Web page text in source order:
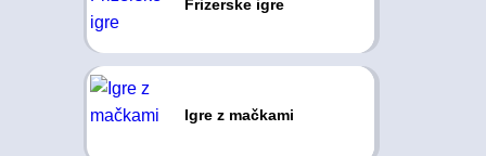
Frizerske igre
Igre z mačkami